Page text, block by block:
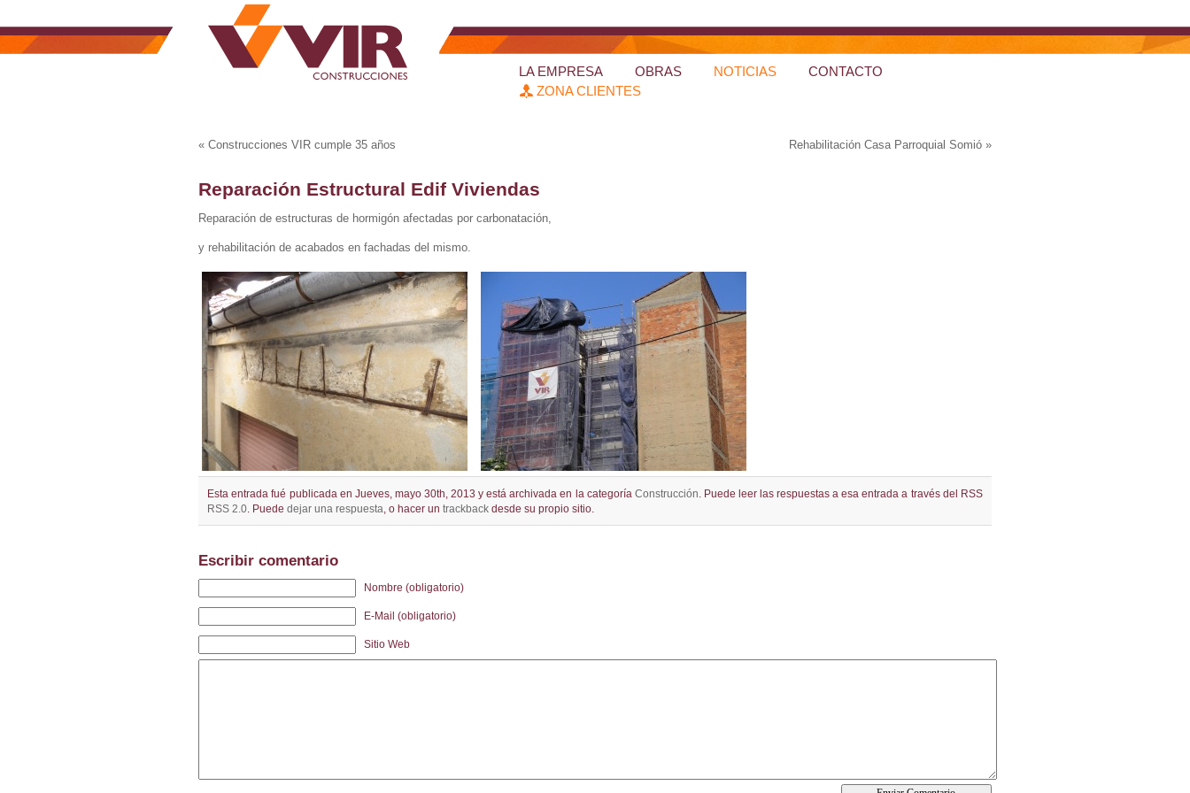
LA EMPRESA OBRAS NOTICIAS
CONTACTO
ZONA CLIENTES
«Construcciones VIR cumple 35 años Rehabilitación Casa Parroquial Somió»
Reparación Estructural Edif Viviendas
Reparación de estructuras de hormigón afectadas por carbonatación,
y rehabilitación de acabados en fachadas del mismo.
Esta entrada fué publicada en Jueves, mayo 30th, 2013 y está archivada en la categoría Construcción . Puede leer las respuestas a esa entrada a través del RSS
RSS 2.0 . Puededejar una respuesta , o hacer untrackback desde su propio sitio.
Escribir comentario
Nombre (obligatorio)
E-Mail (obligatorio)
Sitio Web